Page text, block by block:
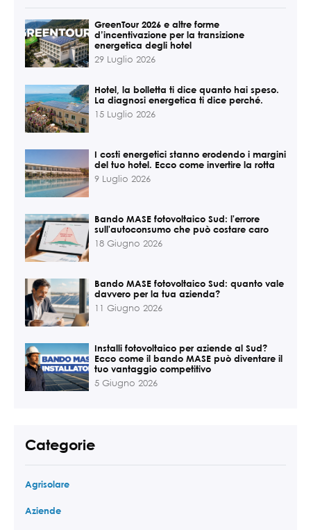
GreenTour 2026 e altre forme
d’incentivazione per la transizione
energetica degli hotel
29 Luglio 2026
Hotel, la bolletta ti dice quanto hai speso.
La diagnosi energetica ti dice perché.
15 Luglio 2026
I costi energetici stanno erodendo i margini
del tuo hotel. Ecco come invertire la rotta
9 Luglio 2026
Bando MASE fotovoltaico Sud: l'errore
sull'autoconsumo che può costare caro
18 Giugno 2026
Bando MASE fotovoltaico Sud: quanto vale
davvero per la tua azienda?
11 Giugno 2026
Installi fotovoltaico per aziende al Sud?
Ecco come il bando MASE può diventare il
tuo vantaggio competitivo
5 Giugno 2026
Categorie
Agrisolare
Aziende